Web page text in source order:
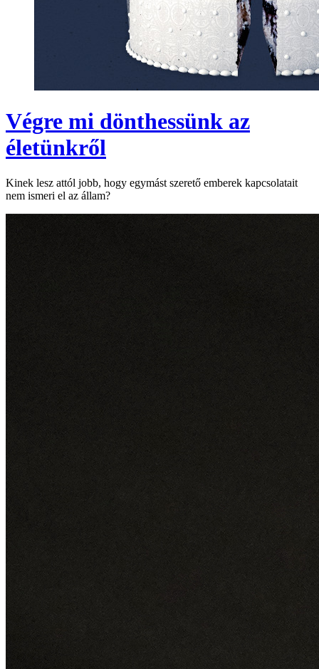
Végre mi dönthessünk az
életünkről
Kinek lesz attól jobb, hogy egymást szerető emberek kapcsolatait
nem ismeri el az állam?